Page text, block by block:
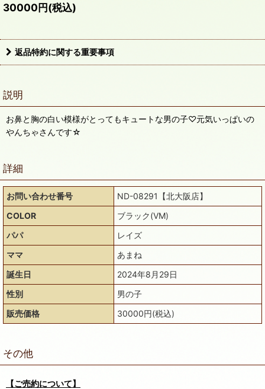
30000円(税込)
返品特約に関する重要事項
説明
お鼻と胸の白い模様がとってもキュートな男の子♡元気いっぱいの
やんちゃさんです☆
詳細
お問い合わせ番号
ND-08291【北大阪店】
COLOR
ブラック(VM)
パパ
レイズ
ママ
あまね
誕生日
2024年8月29日
性別
男の子
販売価格
30000円(税込)
その他
【ご売約について】